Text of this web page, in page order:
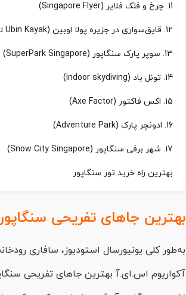
11. چرخ‌ و فلک فلایر (Singapore Flyer)
12. قایق‌سواری در جزیره پولا اوبین (Pulau Ubin Kayak)
13. سوپر پارک سنگاپور (SuperPark Singapore)
14. تونل باد (indoor skydiving)
15. اکس فاکتور (Axe Factor)
16. ادونچر پارک (Adventure Park)
17. شهر برفی سنگاپور (Snow City Singapore)
بهترین راه خرید تور سنگاپور
بهترین جاهای تفریحی
به‌طور کلی یونیورسال استودیوز، سافاری
آکواریوم اس.ای.آ بهترین جاهای تفریحی